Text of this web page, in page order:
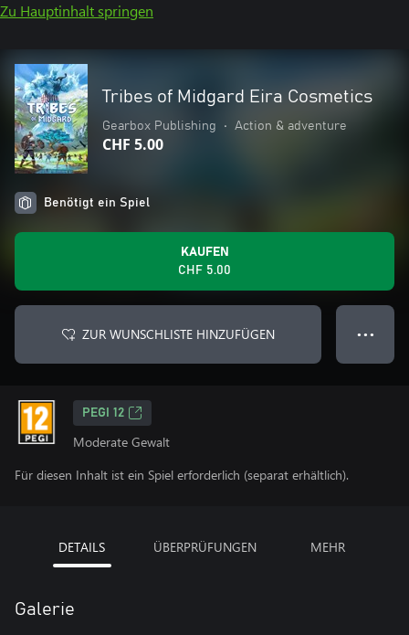
Zu Hauptinhalt springen
Tribes of Midgard Eira Cosmetics
Gearbox Publishing • Action & adventure
CHF 5.00
Benötigt ein Spiel
KAUFEN
CHF 5.00
ZUR WUNSCHLISTE HINZUFÜGEN ● ● ●
PEGI 12
Moderate Gewalt
Für diesen Inhalt ist ein Spiel erforderlich (separat erhältlich).
DETAILS ÜBERPRÜFUNGEN MEHR
Galerie